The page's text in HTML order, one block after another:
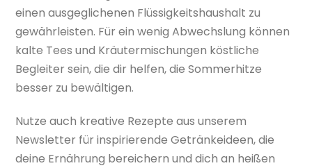
einen ausgeglichenen Flüssigkeitshaushalt zu
gewährleisten. Für ein wenig Abwechslung können
kalte Tees und Kräutermischungen köstliche
Begleiter sein, die dir helfen, die Sommerhitze
besser zu bewältigen.
Nutze auch kreative Rezepte aus unserem
Newsletter für inspirierende Getränkeideen, die
deine Ernährung bereichern und dich an heißen